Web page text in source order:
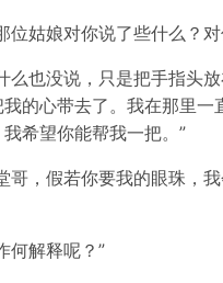
位姑娘对你说了些什么？
么也没说，只是把手指头
的心带去了。我在那里
希望你能帮我一把。”
哥，假若你要我的眼珠，
何解释呢？”